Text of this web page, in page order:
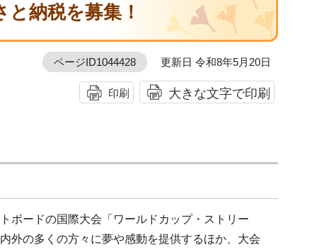
納税を募集！
ページID1044428 更新日 令和8年5月20日
印刷 大きな文字で印刷
ボードの国際大会「ワールドカップ・ストリー
外の多くの方々に夢や感動を提供するほか、大会